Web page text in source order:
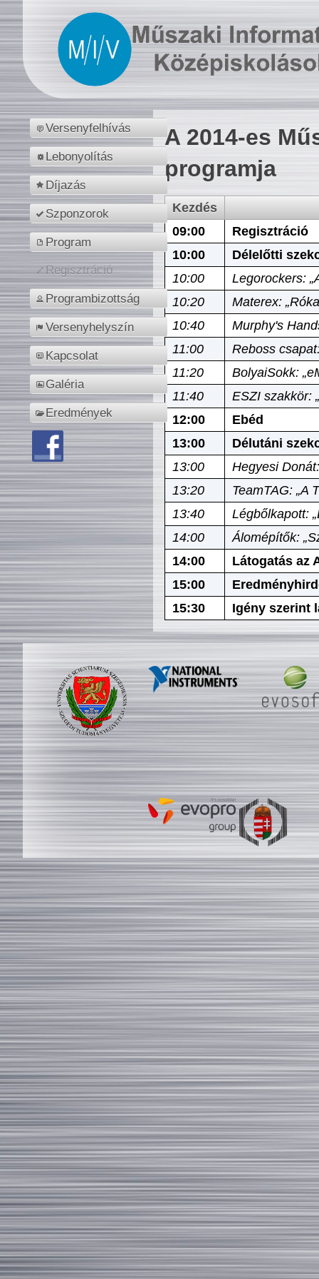
Versenyfelhívás
Lebonyolítás
Díjazás
Szponzorok
Program
Regisztráció
Programbizottság
Versenyhelyszín
Kapcsolat
Galéria
Eredmények
A 2014-es
programja
Kezdés
09:00
Regisztráció
10:00
Délelőtti
10:00
Legorockers:
10:20
Materex:
10:40
Murphy's
11:00
Reboss
11:20
BolyaiSokk:
11:40
ESZI szakkör:
12:00
Ebéd
13:00
Délutáni
13:00
Hegyesi
13:20
TeamTAG: „A
13:40
Légbőlkapott:
14:00
Álomépítők:
14:00
Látogatás az
15:00
15:30
Igény szerint